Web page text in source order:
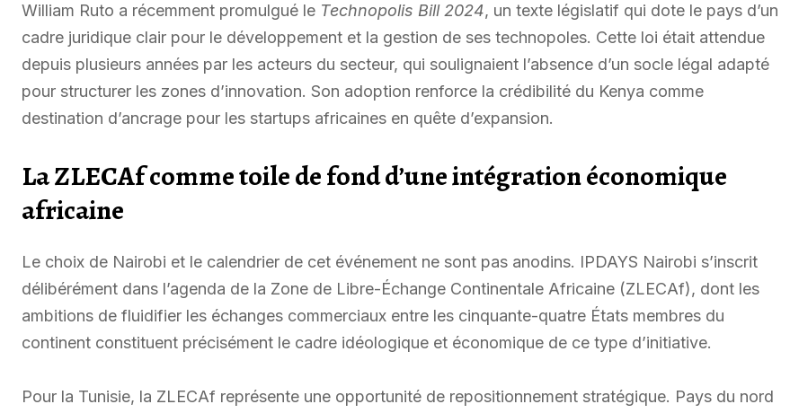
William Ruto a récemment promulgué le Technopolis Bill 2024, un texte législatif qui dote le pays d’un
cadre juridique clair pour le développement et la gestion de ses technopoles. Cette loi était attendue
depuis plusieurs années par les acteurs du secteur, qui soulignaient l’absence d’un socle légal adapté
pour structurer les zones d’innovation. Son adoption renforce la crédibilité du Kenya comme
destination d’ancrage pour les startups africaines en quête d’expansion.
La ZLECAf comme toile de fond d’une intégration économique
africaine
Le choix de Nairobi et le calendrier de cet événement ne sont pas anodins. IPDAYS Nairobi s’inscrit
délibérément dans l’agenda de la Zone de Libre-Échange Continentale Africaine (ZLECAf), dont les
ambitions de fluidifier les échanges commerciaux entre les cinquante-quatre États membres du
continent constituent précisément le cadre idéologique et économique de ce type d’initiative.
Pour la Tunisie, la ZLECAf représente une opportunité de repositionnement stratégique. Pays du nord